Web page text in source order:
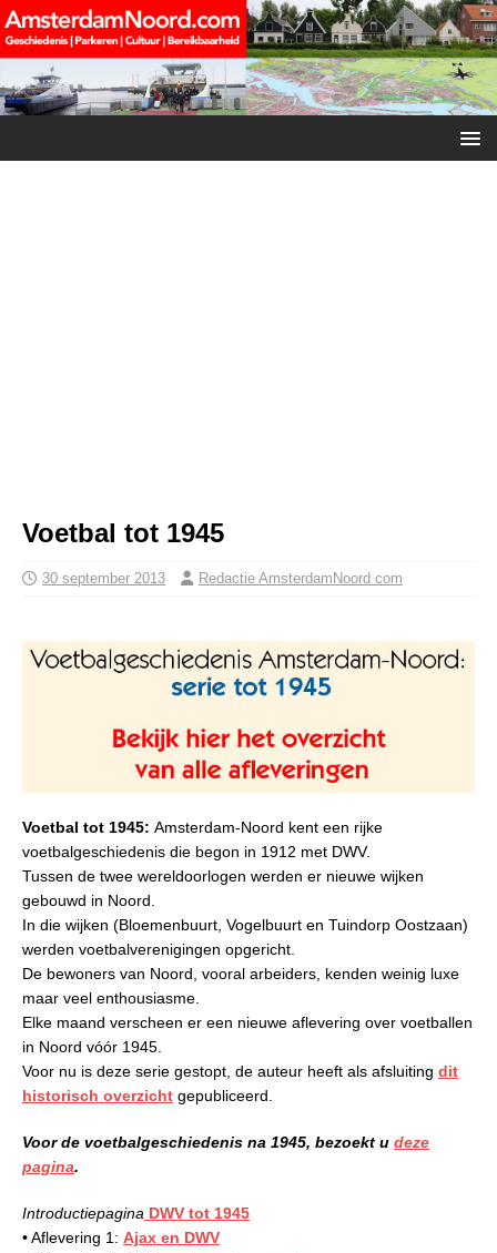
Voetbal tot 1945
30 september 2013 Redactie AmsterdamNoord com
Voetbal tot 1945: Amsterdam-Noord kent een rijke
voetbalgeschiedenis die begon in 1912 met DWV.
Tussen de twee wereldoorlogen werden er nieuwe wijken
gebouwd in Noord.
In die wijken (Bloemenbuurt, Vogelbuurt en Tuindorp Oostzaan)
werden voetbalverenigingen opgericht.
De bewoners van Noord, vooral arbeiders, kenden weinig luxe
maar veel enthousiasme.
Elke maand verscheen er een nieuwe aflevering over voetballen
in Noord vóór 1945.
Voor nu is deze serie gestopt, de auteur heeft als afsluiting dit
historisch overzicht gepubliceerd.
Voor de voetbalgeschiedenis na 1945, bezoekt u deze
pagina.
Introductiepagina DWV tot 1945
• Aflevering 1: Ajax en DWV